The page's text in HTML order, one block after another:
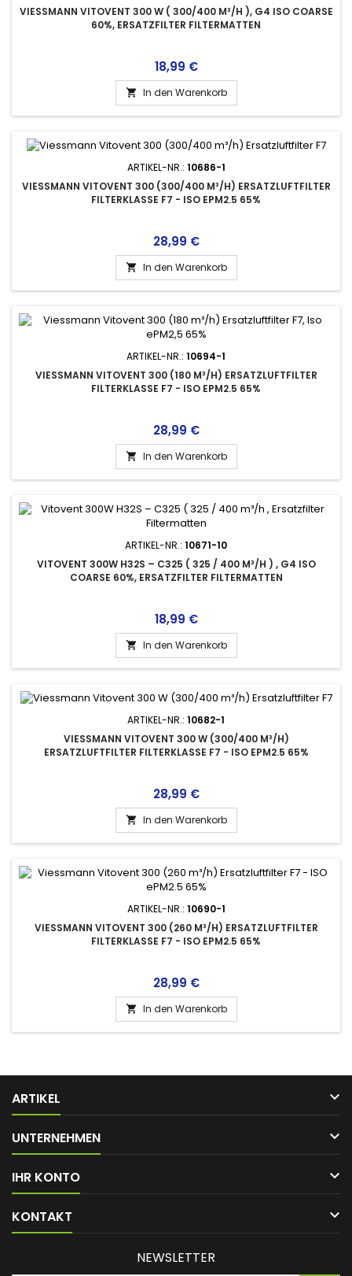
VIESSMANN VITOVENT 300 W ( 300/400 M³/H ), G4 ISO COARSE
60%, ERSATZFILTER FILTERMATTEN
Preis
18,99 €
 In den Warenkorb
ARTIKEL-NR.: 10686-1
VIESSMANN VITOVENT 300 (300/400 M³/H) ERSATZLUFTFILTER
FILTERKLASSE F7 - ISO EPM2.5 65%
Preis
28,99 €
 In den Warenkorb
ARTIKEL-NR.: 10694-1
VIESSMANN VITOVENT 300 (180 M³/H) ERSATZLUFTFILTER
FILTERKLASSE F7 - ISO EPM2.5 65%
Preis
28,99 €
 In den Warenkorb
ARTIKEL-NR.: 10671-10
VITOVENT 300W H32S – C325 ( 325 / 400 M³/H ) , G4 ISO
COARSE 60%, ERSATZFILTER FILTERMATTEN
Preis
18,99 €
 In den Warenkorb
ARTIKEL-NR.: 10682-1
VIESSMANN VITOVENT 300 W (300/400 M³/H)
ERSATZLUFTFILTER FILTERKLASSE F7 - ISO EPM2.5 65%
Preis
28,99 €
 In den Warenkorb
ARTIKEL-NR.: 10690-1
VIESSMANN VITOVENT 300 (260 M³/H) ERSATZLUFTFILTER
FILTERKLASSE F7 - ISO EPM2.5 65%
Preis
28,99 €
 In den Warenkorb
ARTIKEL 
UNTERNEHMEN 
IHR KONTO 
KONTAKT 
NEWSLETTER